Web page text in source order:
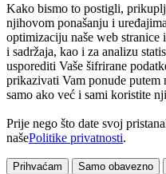
Kako bismo to postigli,
njihovom ponašanju i
optimizaciju naše web stranice
i sadržaja, kao i za analizu
usporediti Vaše šifrirane
prikazivati Vam ponude
samo ako već i sami koristite
Prije nego što date svoj
našePolitike privatnosti.
Prihvaćam Samo obavezno